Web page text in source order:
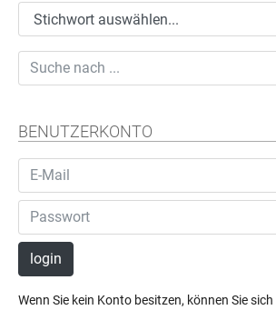
BENUTZERKONTO
login
Wenn Sie kein Konto besitzen, können Sie